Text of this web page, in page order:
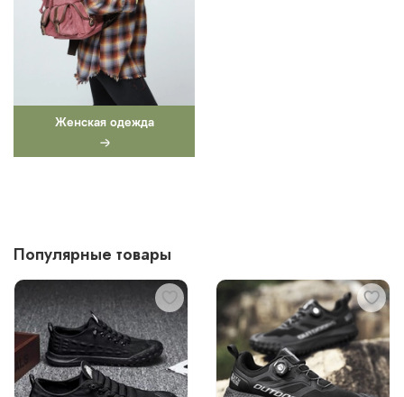
Женская одежда
Популярные товары